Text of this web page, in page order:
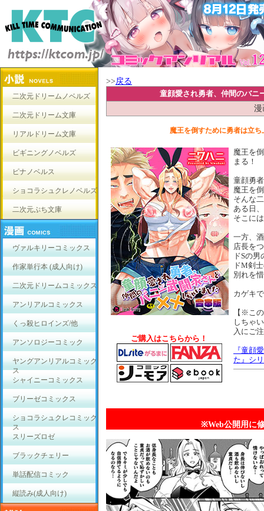
二次元ドリームノベルズ
二次元ドリーム文庫
リアルドリーム文庫
ビギニングノベルズ
ピナノベルス
ショコラシュクレノベルズ
二次元ぷち文庫
ヴァルキリーコミックス
作家単行本 (成人向け)
二次元ドリームコミックス
アンリアルコミックス
くっ殺ヒロインズ/他
アンソロジーコミック
ヤングアンリアルコミック
ス
シャイニーコミックス
ブリーゼコミックス
ショコラシュクレコミック
ス
スリーズロゼ
ブラックチェリー
単話配信コミック
縦読み(成人向け)
>>戻る
童顔愛され勇者、仲間のバ
漫
魔王を倒すために勇者は立
ご購入はこちらから！
魔王を
まる！
童顔勇
魔王を
そんな
ある日
そこに
一方、
店長を
ドSの
ドM剣
別れを
カゲキ
【※こ
しちゃ
入にご
『童顔
た』シ
※Web公開用に